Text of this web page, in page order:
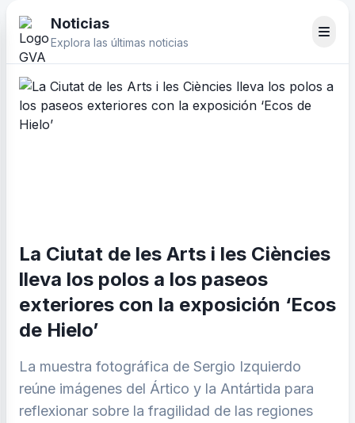
Noticias
Explora las últimas noticias
La Ciutat de les Arts i les Ciències
lleva los polos a los paseos
exteriores con la exposición ‘Ecos
de Hielo’
La muestra fotográfica de Sergio Izquierdo
reúne imágenes del Ártico y la Antártida para
reflexionar sobre la fragilidad de las regiones